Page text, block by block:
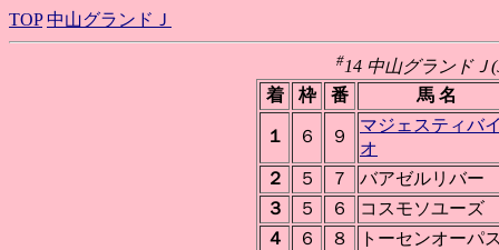
TOP 中山グランドＪ
#14 中山グランドＪ
着
枠 番 馬 名
１ ６ ９
マジェスティバ
オ
２
５ ７
バアゼルリバー
３
５ ６
コスモソユーズ
４
６ ８ トーセンオーパ